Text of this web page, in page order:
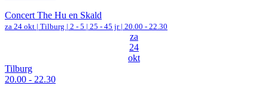
Concert The Hu en Skald
za 24 okt | Tilburg | 2 - 5 | 25 - 45 jr | 20.00 - 22.30
za
24
okt
Tilburg
20.00 - 22.30